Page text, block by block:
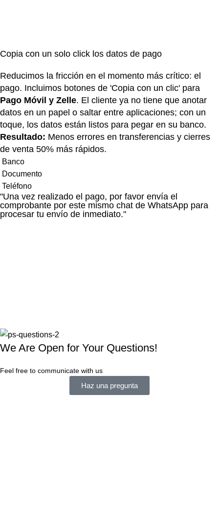
Copia con un solo click los datos de pago
Reducimos la fricción en el momento más crítico: el
pago. Incluimos botones de 'Copia con un clic' para
Pago Móvil y Zelle. El cliente ya no tiene que anotar
datos en un papel o saltar entre aplicaciones; con un
toque, los datos están listos para pegar en su banco.
Resultado: Menos errores en transferencias y cierres
de venta 50% más rápidos.
Banco
Documento
Teléfono
"Una vez realizado el pago, por favor envía el
comprobante por este mismo chat de WhatsApp para
procesar tu envío de inmediato."
We Are Open for Your Questions!
Feel free to communicate with us
Haz una pregunta